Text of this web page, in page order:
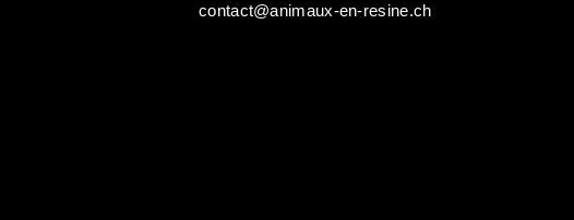
contact@animaux-en-resine.ch